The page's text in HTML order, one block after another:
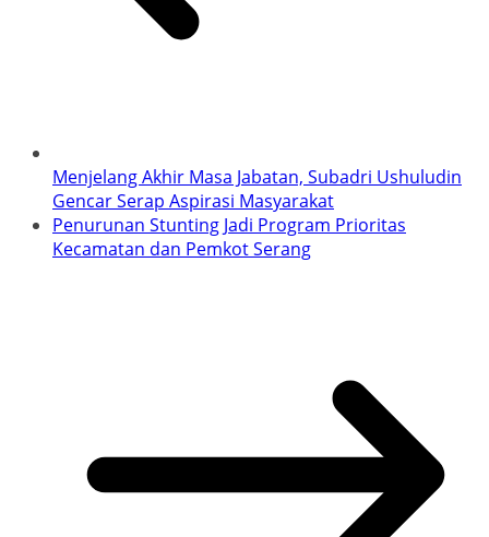
Menjelang Akhir Masa Jabatan, Subadri Ushuludin
Gencar Serap Aspirasi Masyarakat
Penurunan Stunting Jadi Program Prioritas
Kecamatan dan Pemkot Serang